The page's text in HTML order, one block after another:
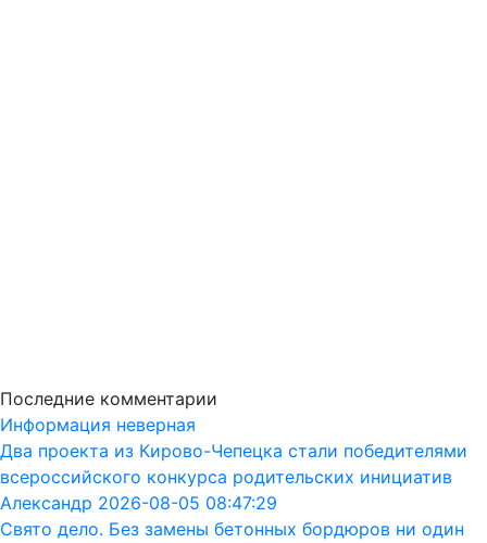
Последние комментарии
Информация неверная
Два проекта из Кирово-Чепецка стали победителями
всероссийского конкурса родительских инициатив
Александр 2026-08-05 08:47:29
Свято дело. Без замены бетонных бордюров ни один